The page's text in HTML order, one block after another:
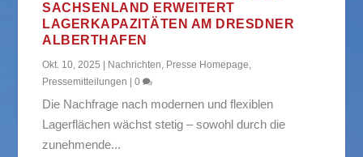
SACHSENLAND ERWEITERT
LAGERKAPAZITÄTEN AM DRESDNER
ALBERTHAFEN
Okt. 10, 2025 Nachrichten, Presse Homepage,
Pressemitteilungen
|0
Die Nachfrage nach modernen und flexiblen
Lagerflächen wächst stetig – sowohl durch die
zunehmende...